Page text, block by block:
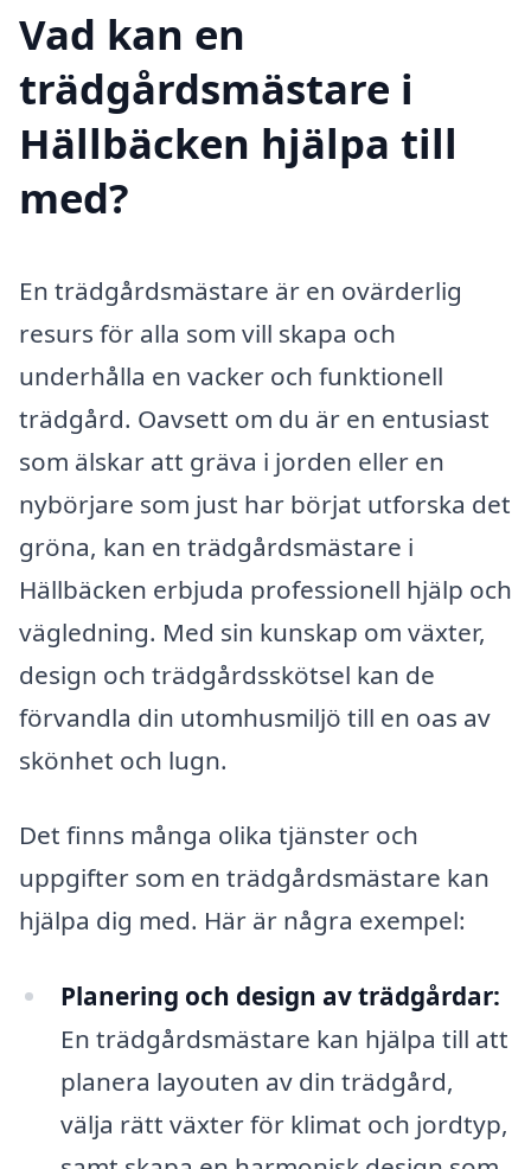
Vad kan en
trädgårdsmästare i
Hällbäcken hjälpa till
med?
En trädgårdsmästare är en ovärderlig
resurs för alla som vill skapa och
underhålla en vacker och funktionell
trädgård. Oavsett om du är en entusiast
som älskar att gräva i jorden eller en
nybörjare som just har börjat utforska det
gröna, kan en trädgårdsmästare i
Hällbäcken erbjuda professionell hjälp och
vägledning. Med sin kunskap om växter,
design och trädgårdsskötsel kan de
förvandla din utomhusmiljö till en oas av
skönhet och lugn.
Det finns många olika tjänster och
uppgifter som en trädgårdsmästare kan
hjälpa dig med. Här är några exempel:
Planering och design av trädgårdar:
En trädgårdsmästare kan hjälpa till att
planera layouten av din trädgård,
välja rätt växter för klimat och jordtyp,